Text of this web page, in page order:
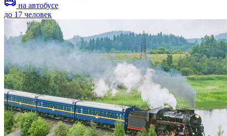
на автобусе
до 17 человек